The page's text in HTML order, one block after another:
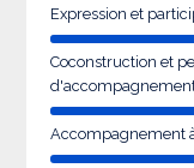
Expression et
Coconstruction et
Accompagnement